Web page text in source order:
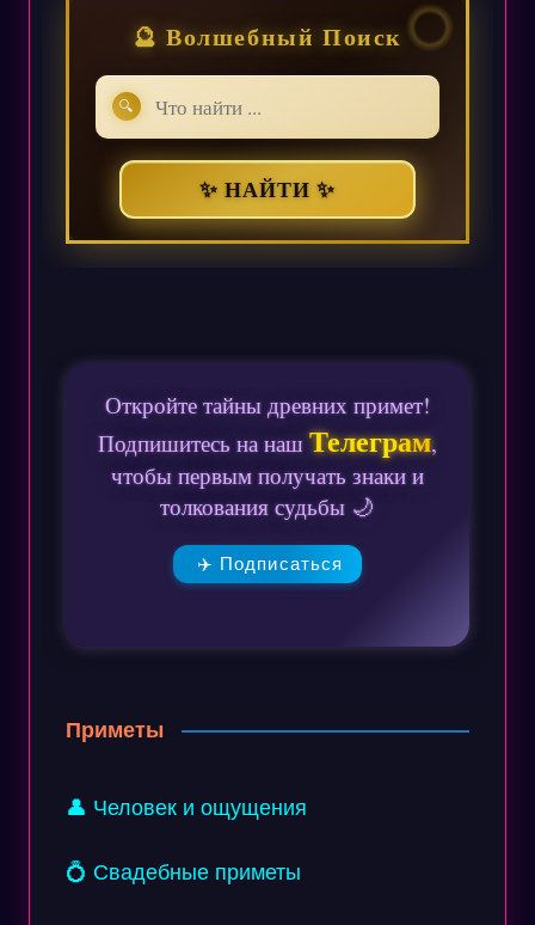
🔮 Волшебный Поиск
🔍
✨ НАЙТИ ✨
Откройте тайны древних примет!
Подпишитесь на нашТелеграм,
чтобы первым получать знаки и
толкования судьбы 🌙
✈️ Подписаться
Приметы
👤 Человек и ощущения
💍 Свадебные приметы